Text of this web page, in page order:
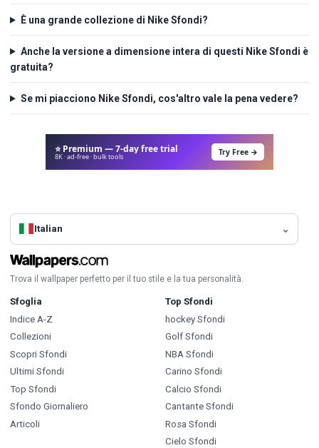
È una grande collezione di Nike Sfondi?
Anche la versione a dimensione intera di questi Nike Sfondi è
gratuita?
Se mi piacciono Nike Sfondi, cos'altro vale la pena vedere?
⭐ Premium — 7-day free trial
8K · ad-free · bulk tools Try Free →
Italian
Trova il wallpaper perfetto per il tuo stile e la tua personalità.
Sfoglia
Indice A-Z
Collezioni
Scopri Sfondi
Ultimi Sfondi
Top Sfondi
Sfondo Giornaliero
Articoli
Top Sfondi
hockey Sfondi
Golf Sfondi
NBA Sfondi
Carino Sfondi
Calcio Sfondi
Cantante Sfondi
Rosa Sfondi
Cielo Sfondi